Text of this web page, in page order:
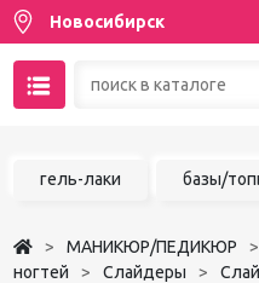
Новосибирск
Чат в MAX
гель-лаки базы/
МАНИКЮР/ПЕДИКЮР
ногтей
Слайдеры